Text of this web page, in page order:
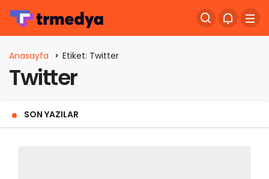
Anasayfa Etiket: Twitter
Twitter
SON YAZILAR